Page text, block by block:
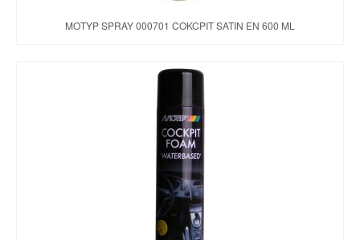
MOTYP SPRAY 000701 COKCPIT SATIN EN 600 ML